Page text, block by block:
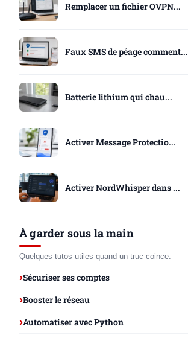
Remplacer un fichier OVPN...
Faux SMS de péage comment...
Batterie lithium qui chau...
Activer Message Protectio...
Activer NordWhisper dans ...
À garder sous la main
Quelques tutos utiles quand un truc coince.
Sécuriser ses comptes
Booster le réseau
Automatiser avec Python